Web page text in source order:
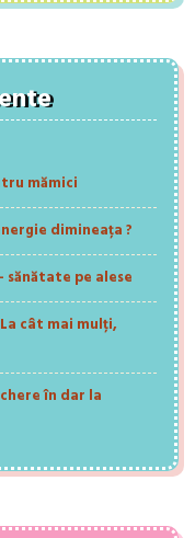
mămici
dimineața ?
sănătate pe alese
cât mai mulți,
în dar la